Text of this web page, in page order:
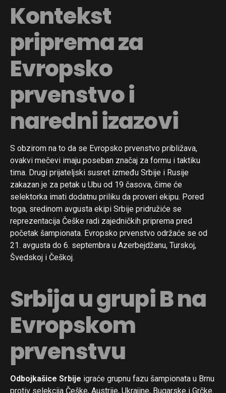
Kontekst
priprema za
Evropsko
prvenstvo i
naredni izazovi
S obzirom na to da se Evropsko prvenstvo približava,
ovakvi mečevi imaju poseban značaj za formu i taktiku
tima. Drugi prijateljski susret između Srbije i Rusije
zakazan je za petak u Ubu od 19 časova, čime će
selektorka imati dodatnu priliku da proveri ekipu. Pored
toga, sredinom avgusta ekipi Srbije pridružiće se
reprezentacija Češke radi zajedničkih priprema pred
početak šampionata. Evropsko prvenstvo održaće se od
21. avgusta do 6. septembra u Azerbejdžanu, Turskoj,
Švedskoj i Češkoj.
Srbija u grupi B na
Evropskom
prvenstvu
Odbojkašice Srbije igraće grupnu fazu šampionata u Brnu
protiv selekcija Češke, Austrije, Ukrajine, Bugarske i Grčke.